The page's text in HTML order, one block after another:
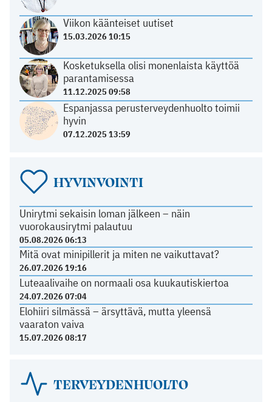
Viikon käänteiset uutiset
15.03.2026 10:15
Kosketuksella olisi monenlaista käyttöä
parantamisessa
11.12.2025 09:58
Espanjassa perusterveydenhuolto toimii
hyvin
07.12.2025 13:59
HYVINVOINTI
Unirytmi sekaisin loman jälkeen – näin
vuorokausirytmi palautuu
05.08.2026 06:13
Mitä ovat minipillerit ja miten ne vaikuttavat?
26.07.2026 19:16
Luteaalivaihe on normaali osa kuukautiskiertoa
24.07.2026 07:04
Elohiiri silmässä – ärsyttävä, mutta yleensä
vaaraton vaiva
15.07.2026 08:17
TERVEYDENHUOLTO